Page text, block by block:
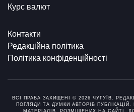
Курс валют
Контакти
Редакційна політика
Політика конфіденційності
ВСІ ПРАВА ЗАХИЩЕНІ © 2026 ЧУГУЇВ.
ПОГЛЯДИ ТА ДУМКИ АВТОРІВ
МАТЕРІАЛІВ, РОЗМІЩЕНИХ НА САЙТІ,